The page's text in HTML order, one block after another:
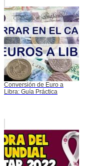
Conversión de Euro a
Libra: Guía Práctica